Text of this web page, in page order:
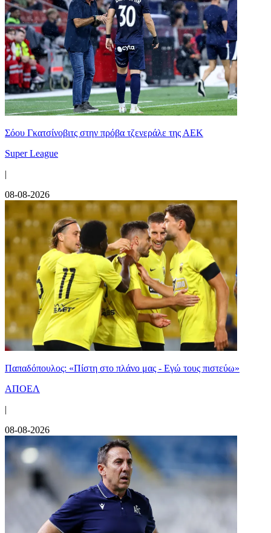
Σόου Γκατσίνοβιτς στην πρόβα τζενεράλε της ΑΕΚ
Super League
|
08-08-2026
Παπαδόπουλος: «Πίστη στο πλάνο μας - Εγώ τους πιστεύω»
ΑΠΟΕΛ
|
08-08-2026